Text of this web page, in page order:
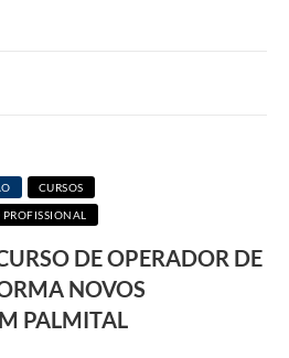
CURSOS
DE OPERADOR DE
NOVOS
PALMITAL